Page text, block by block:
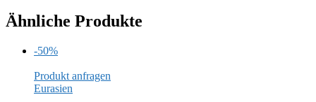
Ähnliche Produkte
-50%
Produkt anfragen
Eurasien